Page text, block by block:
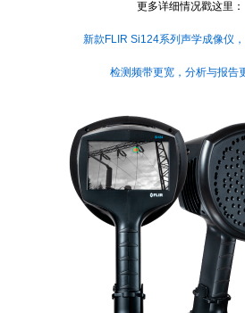
更多详细情况戳这里：
新款FLIR Si124系列声学成像仪，
检测频带更宽，分析与报告